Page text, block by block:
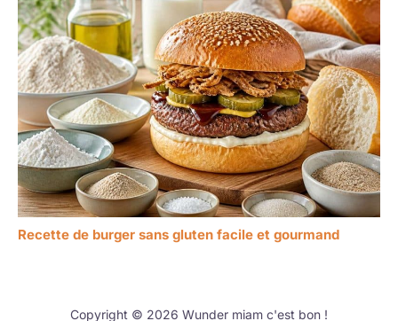
Recette de burger sans gluten facile et gourmand
Copyright © 2026 Wunder miam c'est bon !